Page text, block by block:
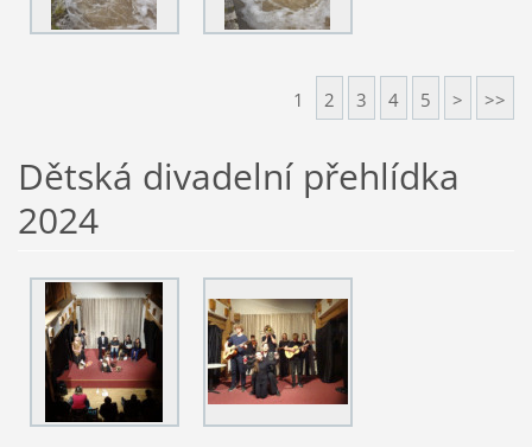
1 2 3 4 5 > >>
Dětská divadelní přehlídka
2024